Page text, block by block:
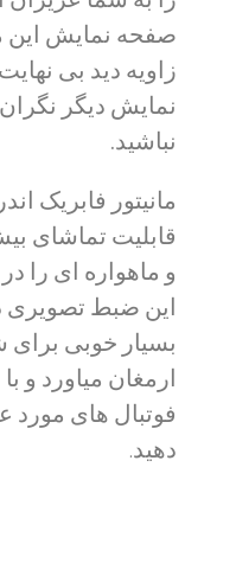
زاویه دید بی
نمایش دیگر
نباشید.
مانیتور فابریک
و ماهواره ای را
این ضبط
بسیار خوبی برای
ارمغان میاورد و
فوتبال های مورد
دهید.